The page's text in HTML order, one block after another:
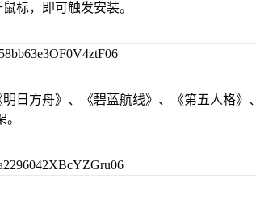
标，即可触发安装。
日方舟》、《碧蓝航线》、《第五人格》、